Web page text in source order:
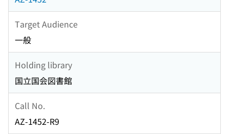
Target Audience
一般
Holding library
国立国会図書館
Call No.
AZ-1452-R9